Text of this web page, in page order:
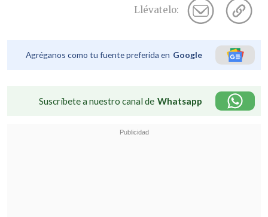
Llévatelo:
Agréganos como tu fuente preferida en Google
Suscríbete a nuestro canal de Whatsapp